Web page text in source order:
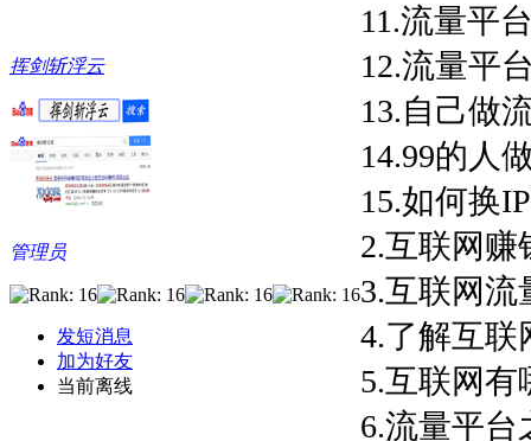
挥剑斩浮云
管理员
发短消息
加为好友
当前离线
11.流量平
12.流量平
13.自己做
14.99的人
15.如何换
2.互联网赚
3.互联网流
4.了解互联
5.互联网有
6.流量平台